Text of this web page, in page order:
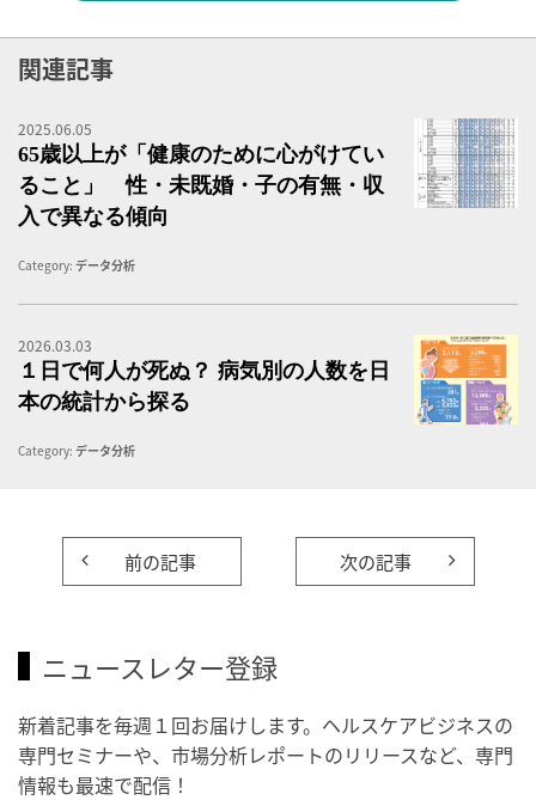
関連記事
2025.06.05
65歳以上が「健康のために心がけてい
ること」 性・未既婚・子の有無・収
入で異なる傾向
Category: データ分析
2026.03.03
１日で何人が死ぬ？ 病気別の人数を日
本の統計から探る
Category: データ分析
前の記事 次の記事
ニュースレター登録
新着記事を毎週１回お届けします。ヘルスケアビジネスの
専門セミナーや、市場分析レポートのリリースなど、専門
情報も最速で配信！